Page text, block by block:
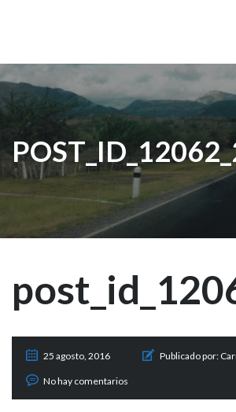
25 agosto, 2016 Publicado por:
No hay comentarios